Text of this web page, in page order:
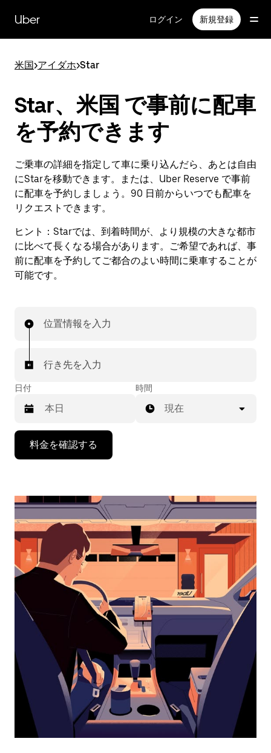
Uber ログイン 新規登録
米国>アイダホ>Star
Star、米国 で事前に配車
を予約できます
ご乗車の詳細を指定して車に乗り込んだら、あとは自由
にStarを移動できます。または、Uber Reserve で事前
に配車を予約しましょう。90 日前からいつでも配車を
リクエストできます。
ヒント： Starでは、到着時間が、より規模の大きな都市
に比べて長くなる場合があります。ご希望であれば、事
前に配車を予約してご都合のよい時間に乗車することが
可能です。
位置情報を入力
行き先を入力
日付
で
ン
ダ
ー
を
操
作
し、
を
選
択
す。
時間
現在
料金を確認する